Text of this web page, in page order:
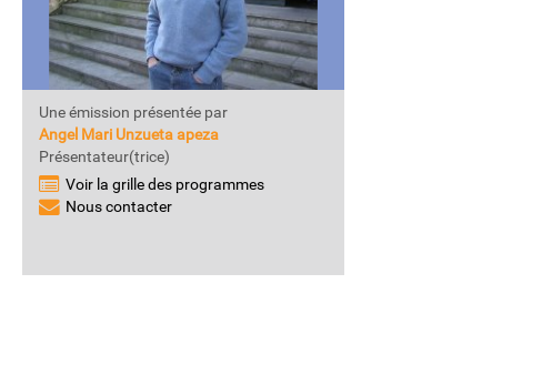
Une émission présentée par
Angel Mari Unzueta apeza
Présentateur(trice)
Voir la grille des programmes
Nous contacter